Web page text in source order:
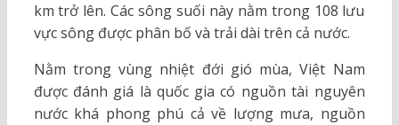
km trở lên. Các sông suối này nằm trong 108 lưu
vực sông được phân bố và trải dài trên cả nước.
Nằm trong vùng nhiệt đới gió mùa, Việt Nam
được đánh giá là quốc gia có nguồn tài nguyên
nước khá phong phú cả về lượng mưa, nguồn